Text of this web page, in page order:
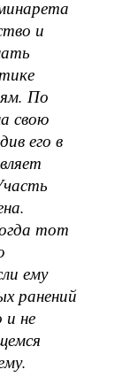
и
По
свою
его в
тот
ему
ранений
и не